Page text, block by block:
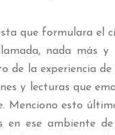
que formulara el
nada más y
de la experiencia
y lecturas que
Menciono esto
en ese ambiente